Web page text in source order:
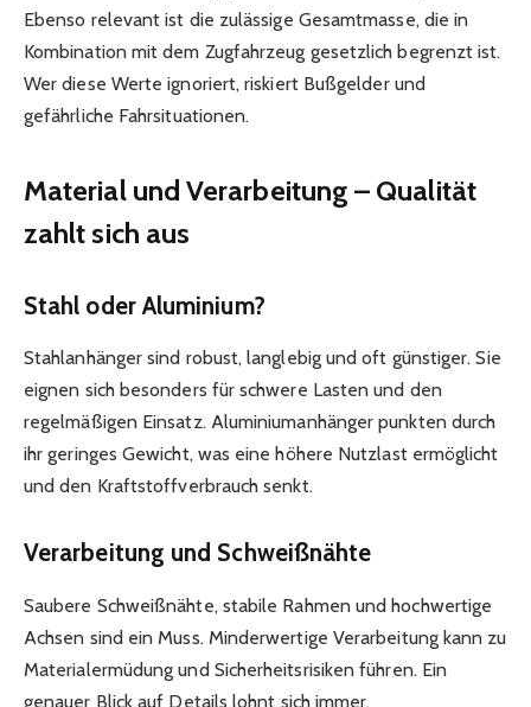
Ebenso relevant ist die zulässige Gesamtmasse, die in
Kombination mit dem Zugfahrzeug gesetzlich begrenzt ist.
Wer diese Werte ignoriert, riskiert Bußgelder und
gefährliche Fahrsituationen.
Material und Verarbeitung – Qualität
zahlt sich aus
Stahl oder Aluminium?
Stahlanhänger sind robust, langlebig und oft günstiger. Sie
eignen sich besonders für schwere Lasten und den
regelmäßigen Einsatz. Aluminiumanhänger punkten durch
ihr geringes Gewicht, was eine höhere Nutzlast ermöglicht
und den Kraftstoffverbrauch senkt.
Verarbeitung und Schweißnähte
Saubere Schweißnähte, stabile Rahmen und hochwertige
Achsen sind ein Muss. Minderwertige Verarbeitung kann zu
Materialermüdung und Sicherheitsrisiken führen. Ein
genauer Blick auf Details lohnt sich immer.